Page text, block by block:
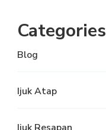
Categories
Blog
Ijuk Atap